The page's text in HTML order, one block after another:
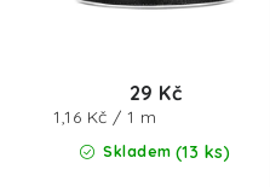
Skladem (13 ks)
29 Kč
Měrná
cena:
1,16 Kč / 1 m